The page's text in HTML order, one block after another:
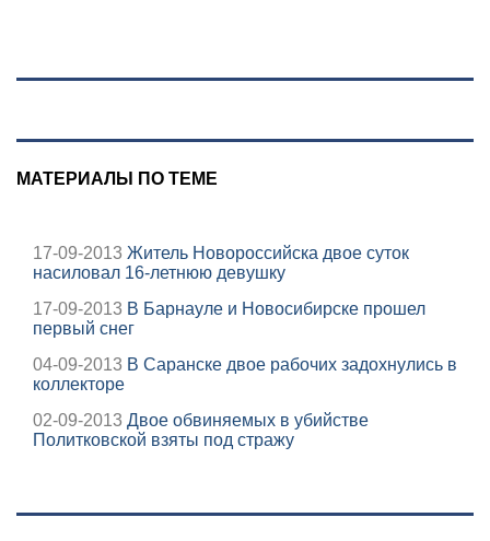
06/08/2026 –
МАТЕРИАЛЫ ПО ТЕМЕ
17-09-2013 Житель Новороссийска двое суток
насиловал 16-летнюю девушку
17-09-2013 В Барнауле и Новосибирске прошел
первый снег
04-09-2013 В Саранске двое рабочих задохнулись в
коллекторе
02-09-2013 Двое обвиняемых в убийстве
Политковской взяты под стражу